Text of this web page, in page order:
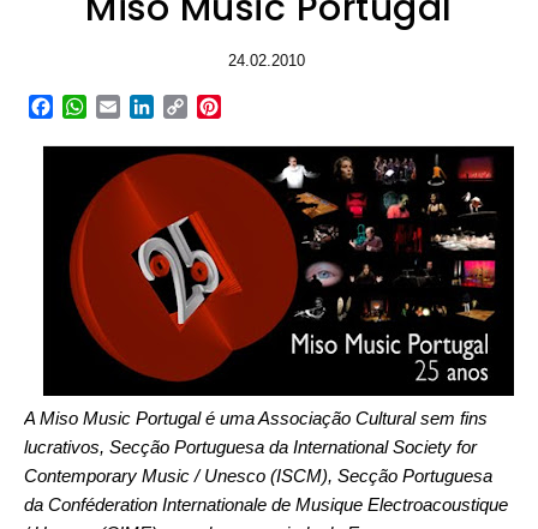
24.02.2010
Facebook
WhatsApp
EmailLinkedIn
Copy
A Miso Music Portugal é uma Associação Cultural sem fins
lucrativos, Secção Portuguesa da International Society for
Contemporary Music / Unesco (ISCM), Secção Portuguesa
da Conféderation Internationale de Musique Electroacoustique